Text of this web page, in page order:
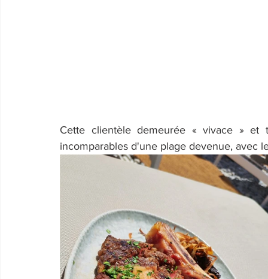
Cette clientèle demeurée « vivace »
incomparables d'une plage devenue, avec